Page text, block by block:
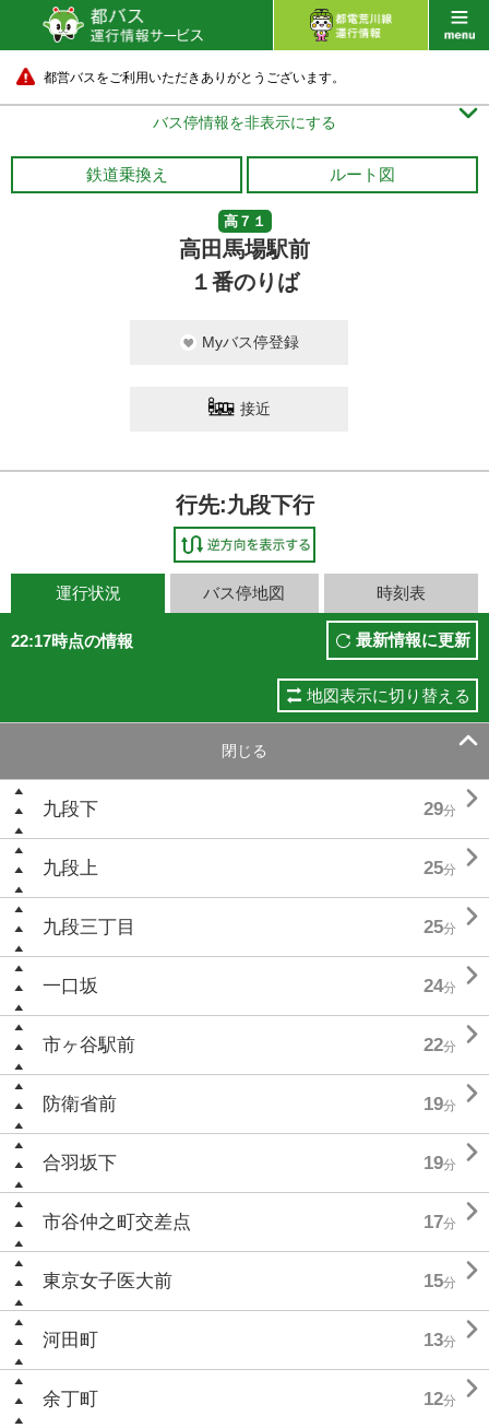
都営バスをご利用いただきありがとうございます。
バス停情報を非表示にする 
鉄道乗換え ルート図
高７１
高田馬場駅前
１番のりば
Myバス停登録
接近
行先:九段下行
運行状況 バス停地図 時刻表
22:17時点の情報 最新情報に更新
地図表示に切り替える
閉じる 
九段下 29分 
九段上 25分 
九段三丁目 25分 
一口坂 24分 
市ヶ谷駅前 22分 
防衛省前 19分 
合羽坂下 19分 
市谷仲之町交差点 17分 
東京女子医大前 15分 
河田町 13分 
余丁町 12分 